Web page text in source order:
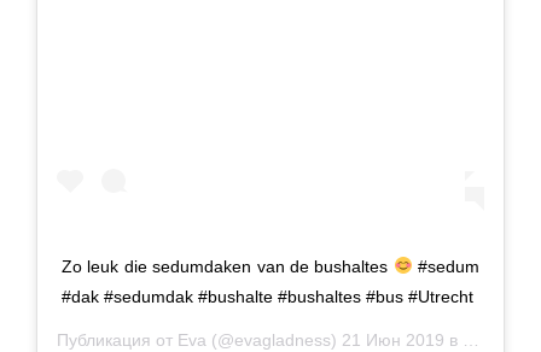
Zo leuk die sedumdaken van de bushaltes
#sedum
#dak #sedumdak #bushalte #bushaltes #bus #Utrecht
Публикация от Eva (@evagladness) 21 Июн 2019 в 1:05 PDT